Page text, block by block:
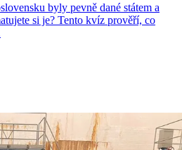
byly pevně dané státem a
si je? Tento kvíz prověří, co